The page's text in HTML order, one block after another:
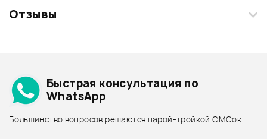
Загрузите свои фотографии купленного товара и получите
Отзывы
Архив товаров - дешевле
Архив товаров - дороже
Все товары MEINL
Быстрая консультация по
WhatsApp
Большинство вопросов решаются парой-тройкой СМСок